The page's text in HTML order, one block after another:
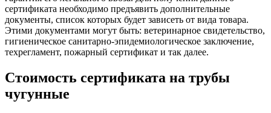
сертификата необходимо предъявить дополнительные
документы, список которых будет зависеть от вида товара.
Этими документами могут быть: ветеринарное свидетельство,
гигиеническое санитарно-эпидемиологическое заключение,
техрегламент, пожарный сертификат и так далее.
Стоимость сертификата на трубы
чугунные